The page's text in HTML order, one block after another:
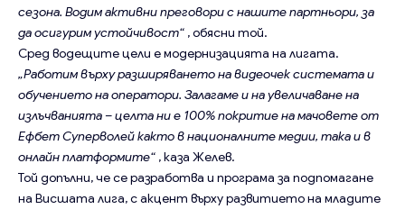
сезона. Водим активни преговори с нашите партньори, за
да осигурим устойчивост“ , обясни той.
Сред водещите цели е модернизацията на лигата.
„Работим върху разширяването на видеочек системата и
обучението на оператори. Залагаме и на увеличаване на
излъчванията – целта ни е 100% покритие на мачовете от
Ефбет Суперволей както в националните медии, така и в
онлайн платформите“ , каза Желев.
Той допълни, че се разработва и програма за подпомагане
на Висшата лига, с акцент върху развитието на младите